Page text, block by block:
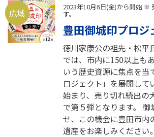
広域
2023年10月6日(金)から開始 ※
す。
豊田御城印プロジ
徳川家康公の祖先・松平
では、市内に150以上も
いう歴史資源に焦点を当
ロジェクト」を展開して
始まり、売り切れ続出の
で第５弾となります。
せ、この機会に豊田市内
遺産をお楽しみください。